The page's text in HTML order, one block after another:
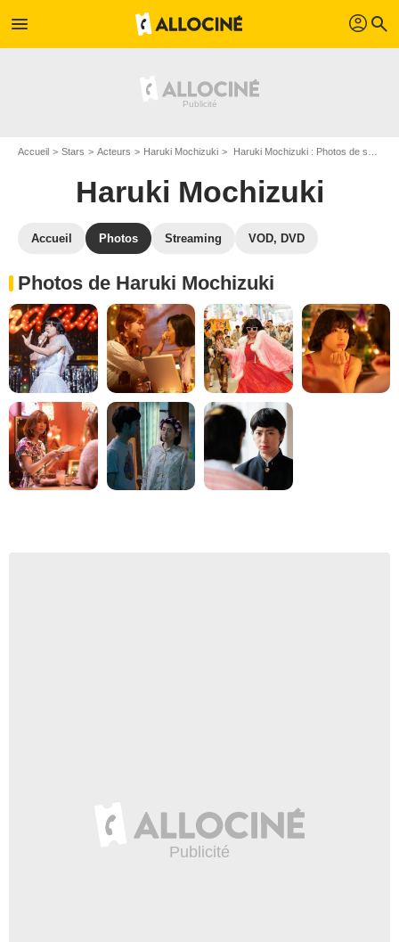
menu profil search
Accueil Stars Acteurs Haruki Mochizuki Haruki Mochizuki : Photos de ses films et séries
Haruki Mochizuki
Accueil Photos Streaming VOD, DVD
Photos de Haruki Mochizuki